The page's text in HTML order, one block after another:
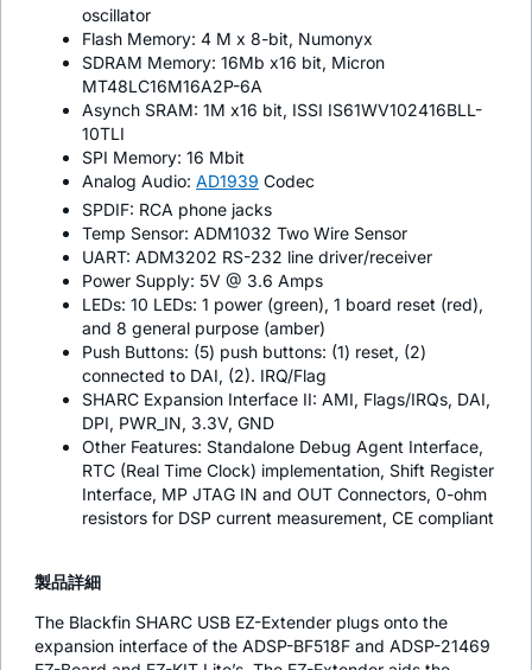
oscillator
Flash Memory: 4 M x 8-bit, Numonyx
SDRAM Memory: 16Mb x16 bit, Micron
MT48LC16M16A2P-6A
Asynch SRAM: 1M x16 bit, ISSI IS61WV102416BLL-
10TLI
SPI Memory: 16 Mbit
Analog Audio: AD1939 Codec
SPDIF: RCA phone jacks
Temp Sensor: ADM1032 Two Wire Sensor
UART: ADM3202 RS-232 line driver/receiver
Power Supply: 5V @ 3.6 Amps
LEDs: 10 LEDs: 1 power (green), 1 board reset (red),
and 8 general purpose (amber)
Push Buttons: (5) push buttons: (1) reset, (2)
connected to DAI, (2). IRQ/Flag
SHARC Expansion Interface II: AMI, Flags/IRQs, DAI,
DPI, PWR_IN, 3.3V, GND
Other Features: Standalone Debug Agent Interface,
RTC (Real Time Clock) implementation, Shift Register
Interface, MP JTAG IN and OUT Connectors, 0-ohm
resistors for DSP current measurement, CE compliant
製品詳細
The Blackfin SHARC USB EZ-Extender plugs onto the
expansion interface of the ADSP-BF518F and ADSP-21469